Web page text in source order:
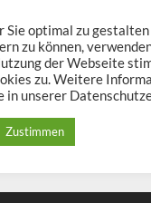
Sie optimal zu gestalten
zu können,
der Webseite
zu. Weitere
in unserer
Zustimmen